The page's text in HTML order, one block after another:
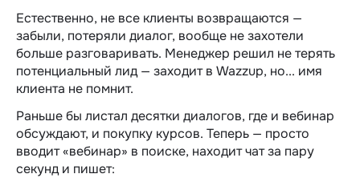
Естественно, не все клиенты возвращаются —
забыли, потеряли диалог, вообще не захотели
больше разговаривать. Менеджер решил не терять
потенциальный лид — заходит в Wazzup, но... имя
клиента не помнит.
Раньше бы листал десятки диалогов, где и вебинар
обсуждают, и покупку курсов. Теперь — просто
вводит «вебинар» в поиске, находит чат за пару
секунд и пишет: